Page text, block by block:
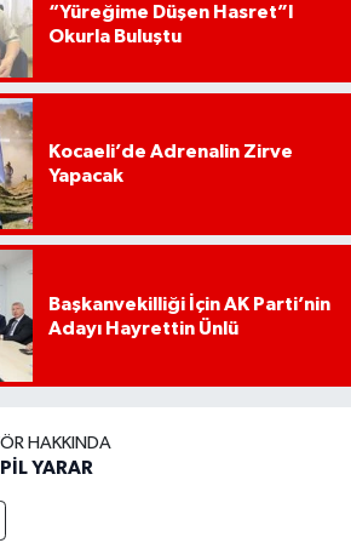
“Yüreğime Düşen Hasret”I
Okurla Buluştu
Kocaeli’de Adrenalin Zirve
Yapacak
Başkanvekilliği İçin AK Parti’nin
Adayı Hayrettin Ünlü
HAKKINDA
YARAR